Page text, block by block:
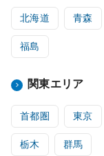
北海道 青森
福島
関東エリア
首都圏 東京
栃木 群馬